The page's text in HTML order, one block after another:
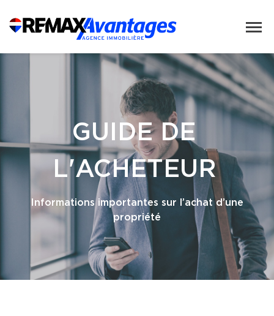
GUIDE DE
L'ACHETEUR
Informations importantes sur l’achat d’une
propriété